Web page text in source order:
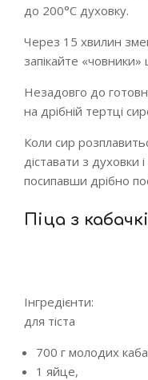
до 200°С духовку.
Через 15 хвилин
запікайте
Незадовго до
на дрібній тертці
Коли сир
діставати з духовки
посипавши дрібно
Піца з
Інгредієнти:
для тіста
700 г молодих
1 яйце,